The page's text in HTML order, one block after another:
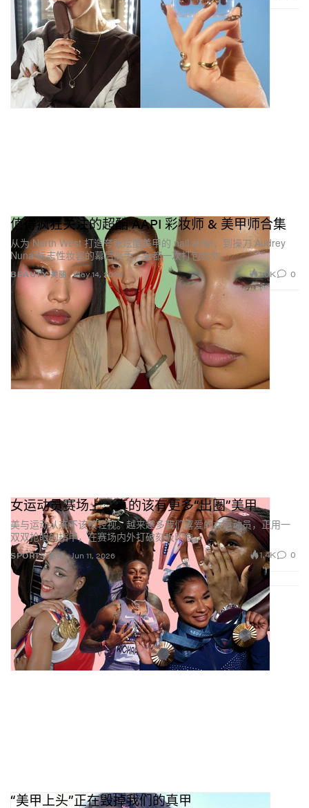
关于美甲的牢固度
Sukeban 的摔角本身就是一场幻想，而我做的美甲也是
这样充满幻想。我很喜欢自己所擅长的日系可爱风，能
如此完美地融入这个世界。
想看更多美容内容，不妨继续阅读Gabe Gordon 最新香
水专题。
BEAUTY 美丽
值得疯狂关注的超酷 AAPI 彩妆师 & 美甲师合集
从为 North West 打造夸张炫酷美甲的 nail artist，到操刀 Audrey
Nuna 标志性妆容的幕后高手，全都一次打包给你。
May 14, 2026 1.0K 0
SPORTS 运动
女运动员赛场上，真的该有更多“出圈”美甲
美与运动从来不该被轻视。越来越多我们喜爱的女运动员，正用一
双双抢眼的指甲，在赛场内外打破刻板印象。
Jun 11, 2026 1.4K 0
“美甲上头”正在毁掉我们的真甲